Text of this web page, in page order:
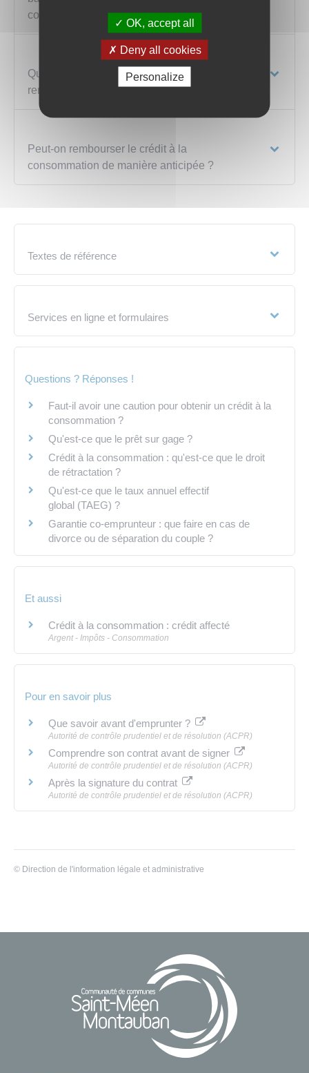
consommation ?
Que se passe-t-il en cas de difficultés de
remboursement du crédit à la consommation ?
Peut-on rembourser le crédit à la
consommation de manière anticipée ?
Textes de référence
Services en ligne et formulaires
Questions ? Réponses !
Faut-il avoir une caution pour obtenir un crédit à la
consommation ?
Qu'est-ce que le prêt sur gage ?
Crédit à la consommation : qu'est-ce que le droit
de rétractation ?
Qu'est-ce que le taux annuel effectif
global (TAEG) ?
Garantie co-emprunteur : que faire en cas de
divorce ou de séparation du couple ?
Et aussi
Crédit à la consommation : crédit affecté
Argent - Impôts - Consommation
Pour en savoir plus
Que savoir avant d'emprunter ?
Autorité de contrôle prudentiel et de résolution (ACPR)
Comprendre son contrat avant de signer
Autorité de contrôle prudentiel et de résolution (ACPR)
Après la signature du contrat
Autorité de contrôle prudentiel et de résolution (ACPR)
© Direction de l'information légale et administrative
OK, accept all
Deny all cookies
Personalize